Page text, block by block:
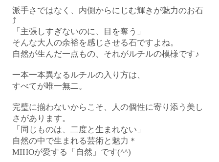
派手さではなく、内側からにじむ輝きが魅力のお石
⤴︎
「主張しすぎないのに、目を奪う」
そんな大人の余裕を感じさせる石ですよね。
自然が生んだ一点もの、それがルチルの模様です♪
一本一本異なるルチルの入り方は、
すべてが唯一無二。
完璧に揃わないからこそ、人の個性に寄り添う美し
さがあります。
「同じものは、二度と生まれない」
自然の中で生まれる芸術と魅力＊
MIHOが愛する「自然」です(^^)